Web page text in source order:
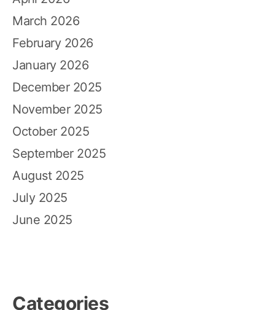
March 2026
February 2026
January 2026
December 2025
November 2025
October 2025
September 2025
August 2025
July 2025
June 2025
Categories